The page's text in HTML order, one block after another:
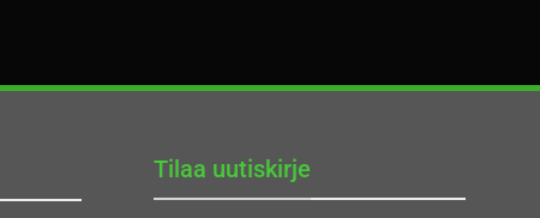
Tilaa uutiskirje